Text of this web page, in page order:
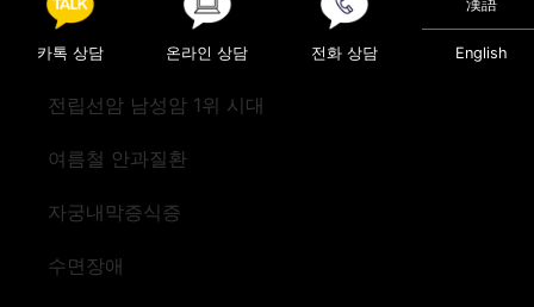
Post navigation
치매 환자 건강에 ‘빨간불’ ‘갑상선저하증’ 의심
카톡 상담 온라인 상담 전화 상담
漢語
English
전립선암 남성암 1위 시대
여름철 안과질환
자궁내막증식증
수면장애